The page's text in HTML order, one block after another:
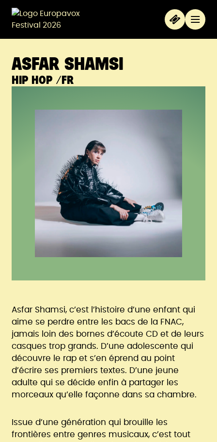
Menu
ASFAR SHAMSI
HIP HOP /FR
Asfar Shamsi, c’est l’histoire d’une enfant qui
aime se perdre entre les bacs de la FNAC,
jamais loin des bornes d’écoute CD et de leurs
casques trop grands. D’une adolescente qui
découvre le rap et s’en éprend au point
d’écrire ses premiers textes. D’une jeune
adulte qui se décide enfin à partager les
morceaux qu’elle façonne dans sa chambre.
Issue d’une génération qui brouille les
frontières entre genres musicaux, c’est tout